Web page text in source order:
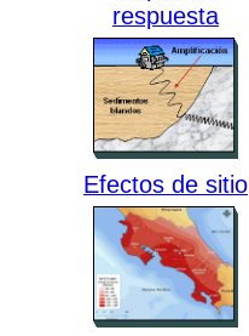
respuesta
Efectos de sitio